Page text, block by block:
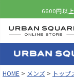
6600円以
HOME メンズ トップ